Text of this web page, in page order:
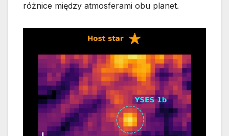
różnice między atmosferami obu planet.